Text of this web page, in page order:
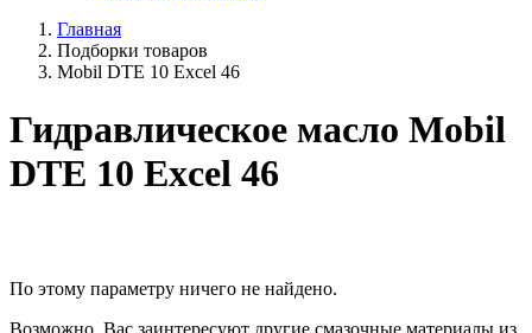
Главная
Подборки товаров
Mobil DTE 10 Excel 46
Гидравлическое масло Mobil
DTE 10 Excel 46
По этому параметру ничего не найдено.